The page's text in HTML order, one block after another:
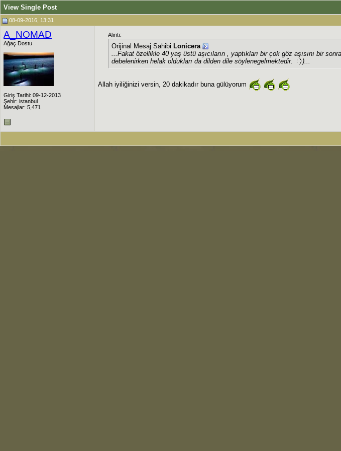
View Single Post
08-09-2016, 13:31
A_NOMAD
Ağaç Dostu
Giriş Tarihi: 09-12-2013
Şehir: istanbul
Mesajlar: 5,471
Alıntı:
Orijinal Mesaj Sahibi Lonicera
...Fakat özellikle 40 yaş üstü aşıcıların , yaptıkları bir çok göz aşısını bir
debelenirken helak oldukları da dilden dile söylenegelmektedir.
)...
Allah iyiliğinizi versin, 20 dakikadır buna gülüyorum